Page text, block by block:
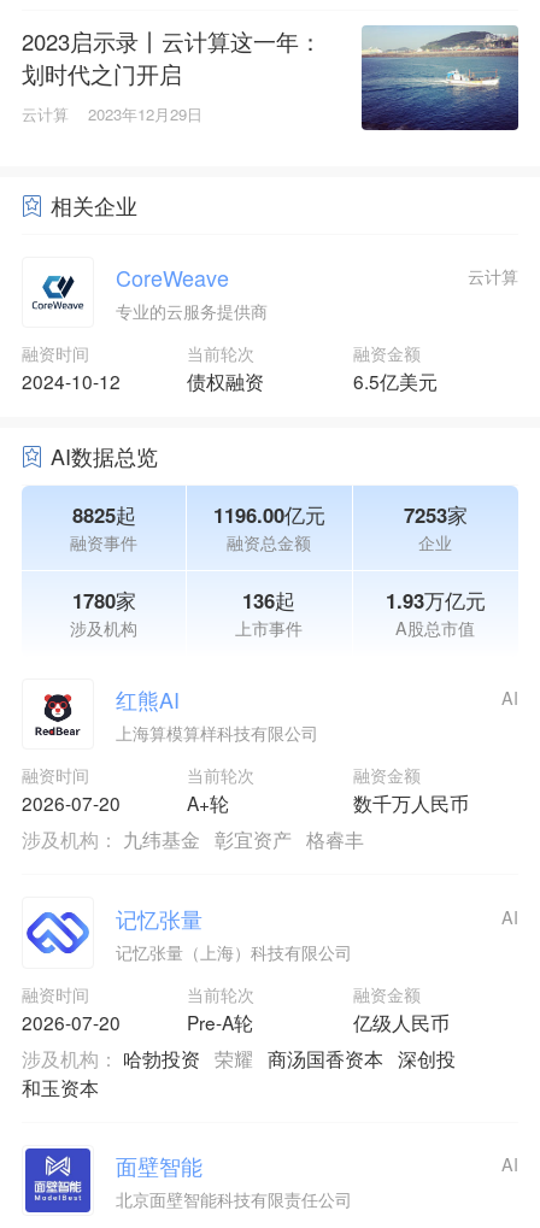
2023启示录丨云计算这一年：
划时代之门开启
云计算 2023年12月29日
相关企业
CoreWeave
专业的云服务提供商
云计算
融资时间
2024-10-12
当前轮次
债权融资
融资金额
6.5亿美元
AI数据总览
8825起
融资事件
1196.00亿元
融资总金额
7253家
企业
1780家
涉及机构
136起
上市事件
1.93万亿元
A股总市值
红熊AI
上海算模算样科技有限公司
融资时间
2026-07-20
当前轮次
A+轮
融资金额
数千万人民币
AI
涉及机构： 九纬基金 彰宜资产 格睿丰
记忆张量
记忆张量（上海）科技有限公司
融资时间
2026-07-20
当前轮次
Pre-A轮
融资金额
亿级人民币
AI
涉及机构： 哈勃投资 荣耀 商汤国香资本 深创投
和玉资本
面壁智能
北京面壁智能科技有限责任公司
AI